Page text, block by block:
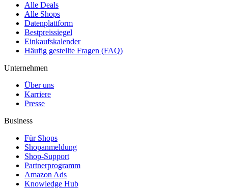
Alle Deals
Alle Shops
Datenplattform
Bestpreissiegel
Einkaufskalender
Häufig gestellte Fragen (FAQ)
Unternehmen
Über uns
Karriere
Presse
Business
Für Shops
Shopanmeldung
Shop-Support
Partnerprogramm
Amazon Ads
Knowledge Hub